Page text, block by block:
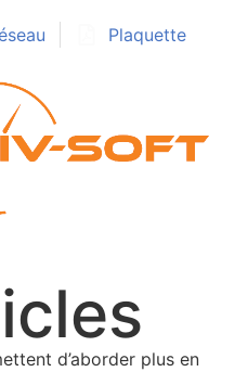
Plaquette
d’aborder plus en